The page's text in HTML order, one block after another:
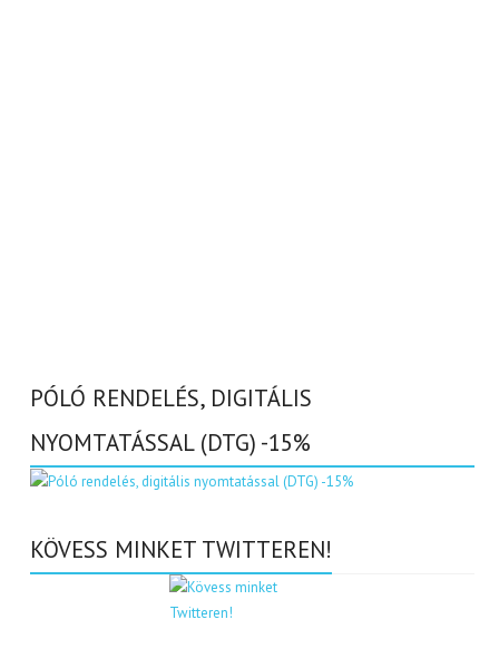
PÓLÓ RENDELÉS, DIGITÁLIS
NYOMTATÁSSAL (DTG) -15%
KÖVESS MINKET TWITTEREN!